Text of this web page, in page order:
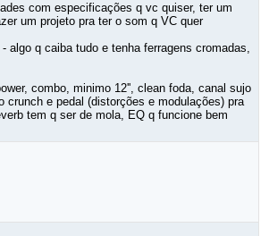
com especificações q vc quiser, ter um
um projeto pra ter o som q VC quer
algo q caiba tudo e tenha ferragens cromadas,
combo, minimo 12'', clean foda, canal sujo
crunch e pedal (distorções e modulações) pra
tem q ser de mola, EQ q funcione bem